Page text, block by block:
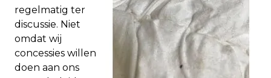
regelmatig ter
discussie. Niet
omdat wij
concessies willen
doen aan ons